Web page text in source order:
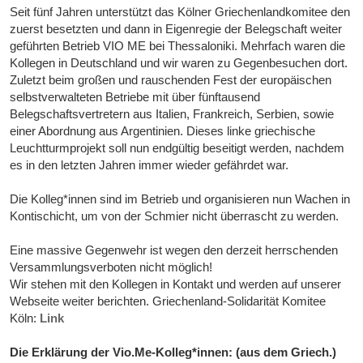
Seit fünf Jahren unterstützt das Kölner Griechenlandkomitee den
zuerst besetzten und dann in Eigenregie der Belegschaft weiter
geführten Betrieb VIO ME bei Thessaloniki. Mehrfach waren die
Kollegen in Deutschland und wir waren zu Gegenbesuchen dort.
Zuletzt beim großen und rauschenden Fest der europäischen
selbstverwalteten Betriebe mit über fünftausend
Belegschaftsvertretern aus Italien, Frankreich, Serbien, sowie
einer Abordnung aus Argentinien. Dieses linke griechische
Leuchtturmprojekt soll nun endgültig beseitigt werden, nachdem
es in den letzten Jahren immer wieder gefährdet war.
Die Kolleg*innen sind im Betrieb und organisieren nun Wachen in
Kontischicht, um von der Schmier nicht überrascht zu werden.
Eine massive Gegenwehr ist wegen den derzeit herrschenden
Versammlungsverboten nicht möglich!
Wir stehen mit den Kollegen in Kontakt und werden auf unserer
Webseite weiter berichten. Griechenland-Solidarität Komitee
Köln: Link
Die Erklärung der Vio.Me-Kolleg*innen: (aus dem Griech.)